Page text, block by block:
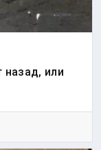
назад, или